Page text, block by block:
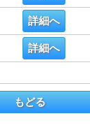
詳細へ
詳細へ
もどる